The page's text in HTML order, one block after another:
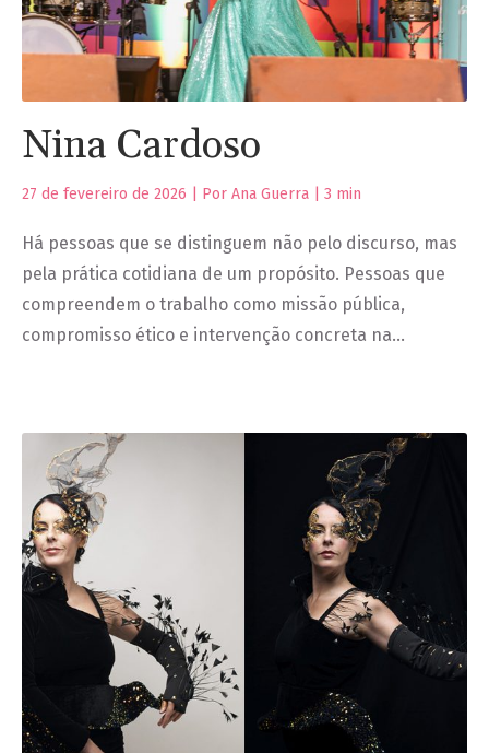
Nina Cardoso
27 de fevereiro de 2026 | Por Ana Guerra | 3 min
Há pessoas que se distinguem não pelo discurso, mas
pela prática cotidiana de um propósito. Pessoas que
compreendem o trabalho como missão pública,
compromisso ético e intervenção concreta na…